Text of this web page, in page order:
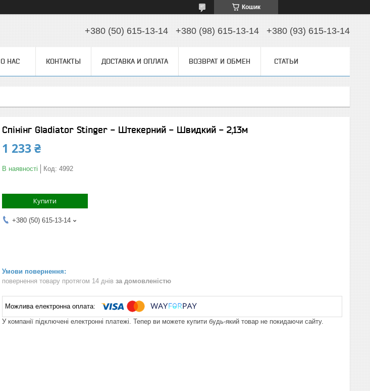
Кошик
+380 (50) 615-13-14 +380 (98) 615-13-14 +380 (93) 615-13-14
О НАС КОНТАКТЫ ДОСТАВКА И ОПЛАТА ВОЗВРАТ И ОБМЕН СТАТЬИ
Спінінг Gladiator Stinger - Штекерний - Швидкий - 2,13м
1 233 ₴
В наявності Код: 4992
Купити
+380 (50) 615-13-14
повернення товару протягом 14 днів за домовленістю
У компанії підключені електронні платежі. Тепер ви можете купити будь-який товар не покидаючи сайту.